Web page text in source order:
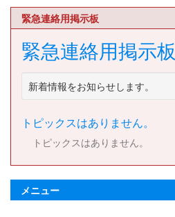
緊急連絡用掲示板
緊急連絡用掲示板
新着情報をお知らせします。
トピックスはありません。
トピックスはありません。
メニュー